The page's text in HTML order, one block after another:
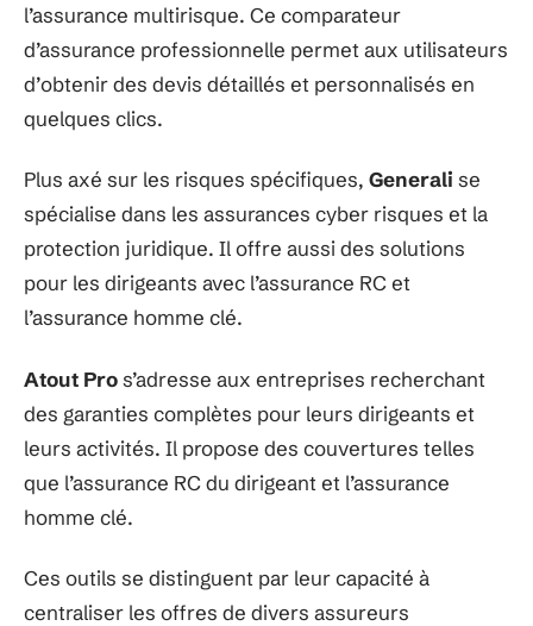
l’assurance multirisque. Ce comparateur
d’assurance professionnelle permet aux utilisateurs
d’obtenir des devis détaillés et personnalisés en
quelques clics.
Plus axé sur les risques spécifiques, Generali se
spécialise dans les assurances cyber risques et la
protection juridique. Il offre aussi des solutions
pour les dirigeants avec l’assurance RC et
l’assurance homme clé.
Atout Pros’adresse aux entreprises recherchant
des garanties complètes pour leurs dirigeants et
leurs activités. Il propose des couvertures telles
que l’assurance RC du dirigeant et l’assurance
homme clé.
Ces outils se distinguent par leur capacité à
centraliser les offres de divers assureurs